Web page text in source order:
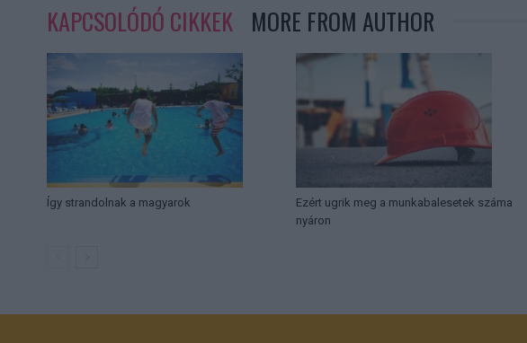
KAPCSOLÓDÓ CIKKEK MORE FROM AUTHOR
Így strandolnak a magyarok
Ezért ugrik meg a munkabalesetek száma
nyáron